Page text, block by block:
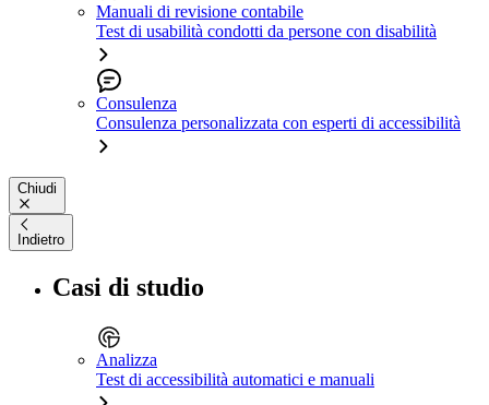
Manuali di revisione contabile
Test di usabilità condotti da persone con disabilità
Consulenza
Consulenza personalizzata con esperti di accessibilità
Chiudi
Indietro
Casi di studio
Analizza
Test di accessibilità automatici e manuali